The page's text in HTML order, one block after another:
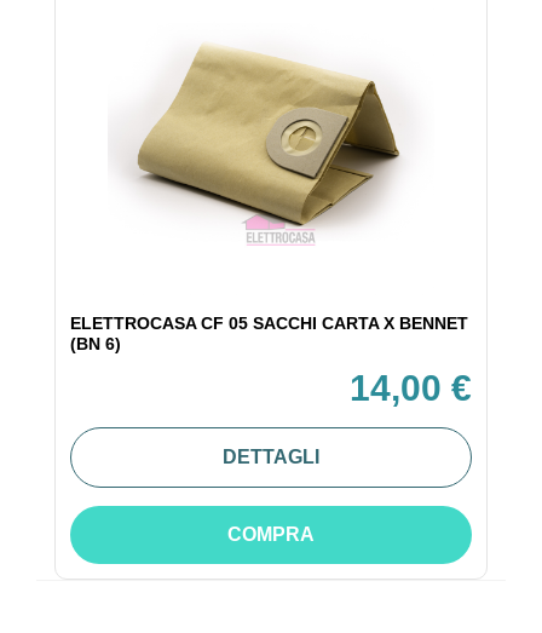
ELETTROCASA CF 05 SACCHI CARTA X BENNET
(BN 6)
14,00 €
DETTAGLI
COMPRA